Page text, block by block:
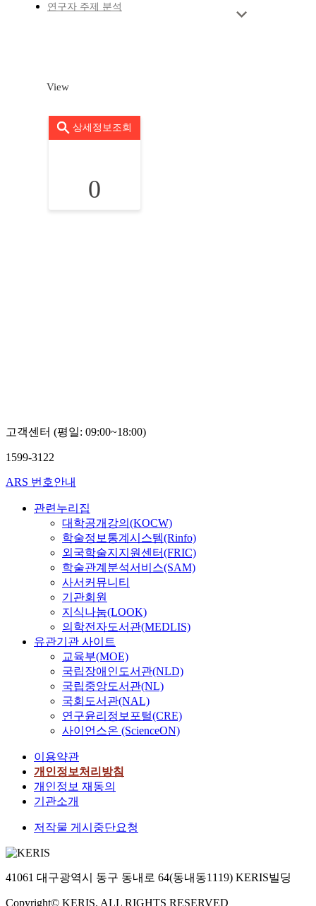
연구자 주제 분석
View
상세정보조회
0
고객센터 (평일: 09:00~18:00)
1599-3122
ARS 번호안내
관련누리집
대학공개강의(KOCW)
학술정보통계시스템(Rinfo)
외국학술지지원센터(FRIC)
학술관계분석서비스(SAM)
사서커뮤니티
기관회원
지식나눔(LOOK)
의학전자도서관(MEDLIS)
유관기관 사이트
교육부(MOE)
국립장애인도서관(NLD)
국립중앙도서관(NL)
국회도서관(NAL)
연구윤리정보포털(CRE)
사이언스온 (ScienceON)
이용약관
개인정보처리방침
개인정보 재동의
기관소개
저작물 게시중단요청
41061 대구광역시 동구 동내로 64(동내동1119) KERIS빌딩
Copyright© KERIS. ALL RIGHTS RESERVED